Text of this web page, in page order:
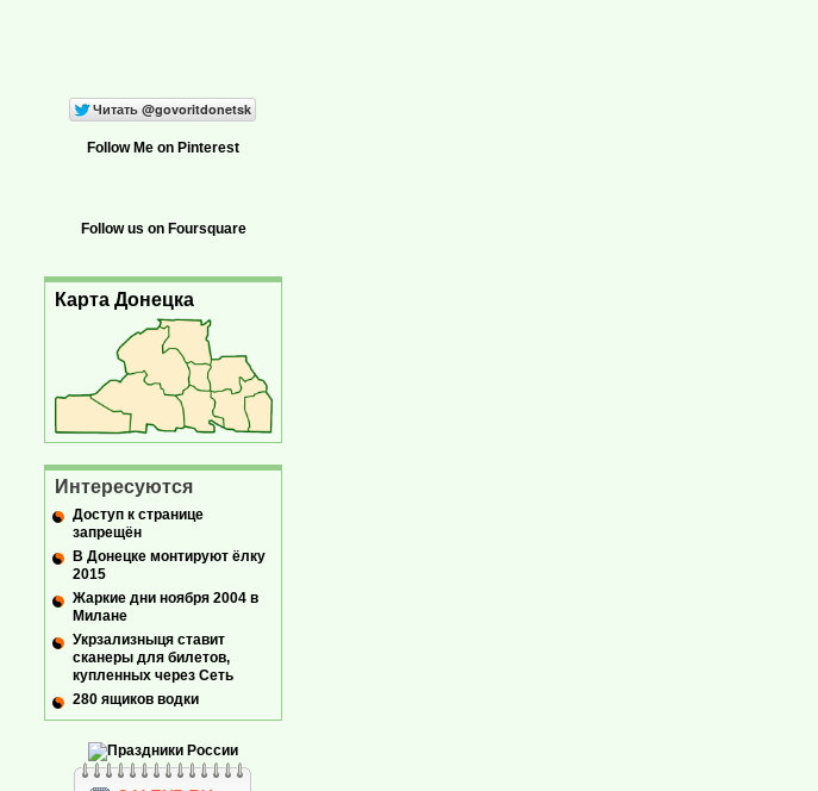
Follow Me on Pinterest
Follow us on Foursquare
Карта Донецка
Интересуются
Доступ к странице
запрещён
В Донецке монтируют ёлку
2015
Жаркие дни ноября 2004 в
Милане
Укрзализныця ставит
сканеры для билетов,
купленных через Сеть
280 ящиков водки